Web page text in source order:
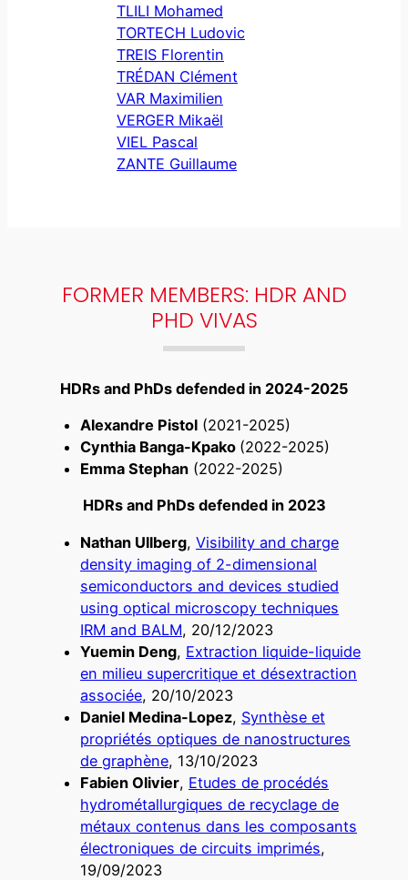
TLILI Mohamed
TORTECH Ludovic
TREIS Florentin
TRÉDAN Clément
VAR Maximilien
VERGER Mikaël
VIEL Pascal
ZANTE Guillaume
FORMER MEMBERS: HDR AND
PHD VIVAS
HDRs and PhDs defended in 2024-2025
Alexandre Pistol (2021-2025)
Cynthia Banga-Kpako (2022-2025)
Emma Stephan (2022-2025)
HDRs and PhDs defended in 2023
Nathan Ullberg, Visibility and charge
density imaging of 2-dimensional
semiconductors and devices studied
using optical microscopy techniques
IRM and BALM, 20/12/2023
Yuemin Deng, Extraction liquide-liquide
en milieu supercritique et désextraction
associée, 20/10/2023
Daniel Medina-Lopez, Synthèse et
propriétés optiques de nanostructures
de graphène, 13/10/2023
Fabien Olivier, Etudes de procédés
hydrométallurgiques de recyclage de
métaux contenus dans les composants
électroniques de circuits imprimés,
19/09/2023